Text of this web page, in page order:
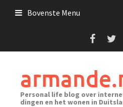
Bovenste Menu
Personal life blog over
dingen en het wonen in